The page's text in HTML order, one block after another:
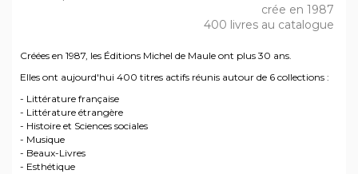
crée en 1987
400 livres au catalogue
Créées en 1987, les Éditions Michel de Maule ont plus 30 ans.
Elles ont aujourd'hui 400 titres actifs réunis autour de 6 collections :
- Littérature française
- Littérature étrangère
- Histoire et Sciences sociales
- Musique
- Beaux-Livres
- Esthétique